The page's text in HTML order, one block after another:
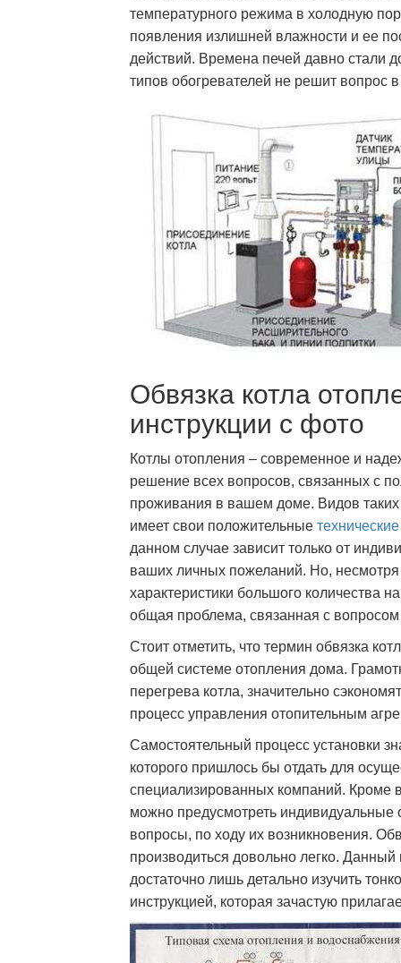
температурного режима в холодную
появления излишней влажности и ее
действий. Времена печей давно стали
типов обогревателей не решит вопрос
Обвязка котла
инструкции с фото
Котлы отопления – современное и
решение всех вопросов, связанных с
проживания в вашем доме. Видов
имеет свои положительные
данном случае зависит только от
ваших личных пожеланий. Но,
характеристики большого количества
общая проблема, связанная с вопросом
Стоит отметить, что термин обвязка
общей системе отопления дома.
перегрева котла, значительно
процесс управления отопительным
Самостоятельный процесс установки
которого пришлось бы отдать для
специализированных компаний. Кроме
можно предусмотреть индивидуальные
вопросы, по ходу их возникновения.
производиться довольно легко.
достаточно лишь детально изучить
инструкцией, которая зачастую